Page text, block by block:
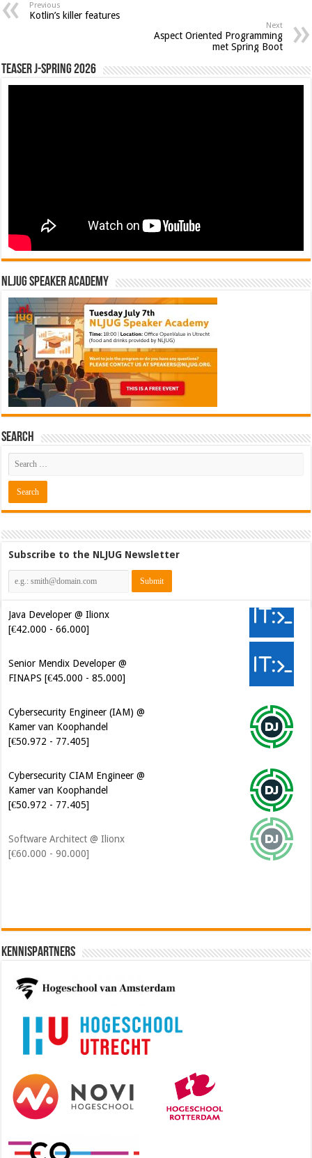
Previous
Kotlin’s killer features
Next
Aspect Oriented Programming
met Spring Boot
Teaser J-Spring 2026
NLJUG Speaker Academy
Search
Subscribe to the NLJUG Newsletter
Java Developer @ Ilionx
[€42.000 - 66.000]
Senior Mendix Developer @
FINAPS [€45.000 - 85.000]
Cybersecurity Engineer (IAM) @
Kamer van Koophandel
[€50.972 - 77.405]
Cybersecurity CIAM Engineer @
Kamer van Koophandel
[€50.972 - 77.405]
Software Architect @ Ilionx
[€60.000 - 90.000]
Kennispartners